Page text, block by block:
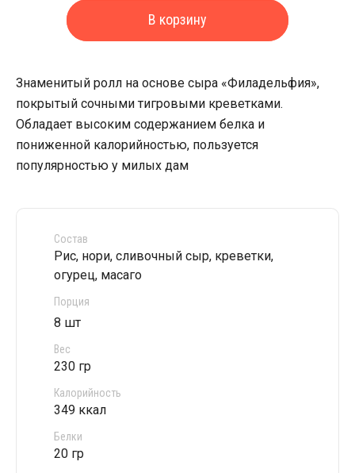
В корзину
Знаменитый ролл на основе сыра «Филадельфия»,
покрытый сочными тигровыми креветками.
Обладает высоким содержанием белка и
пониженной калорийностью, пользуется
популярностью у милых дам
Состав
Рис, нори, сливочный сыр, креветки,
огурец, масаго
Порция
8 шт
Вес
230 гр
Калорийность
349 ккал
Белки
20 гр